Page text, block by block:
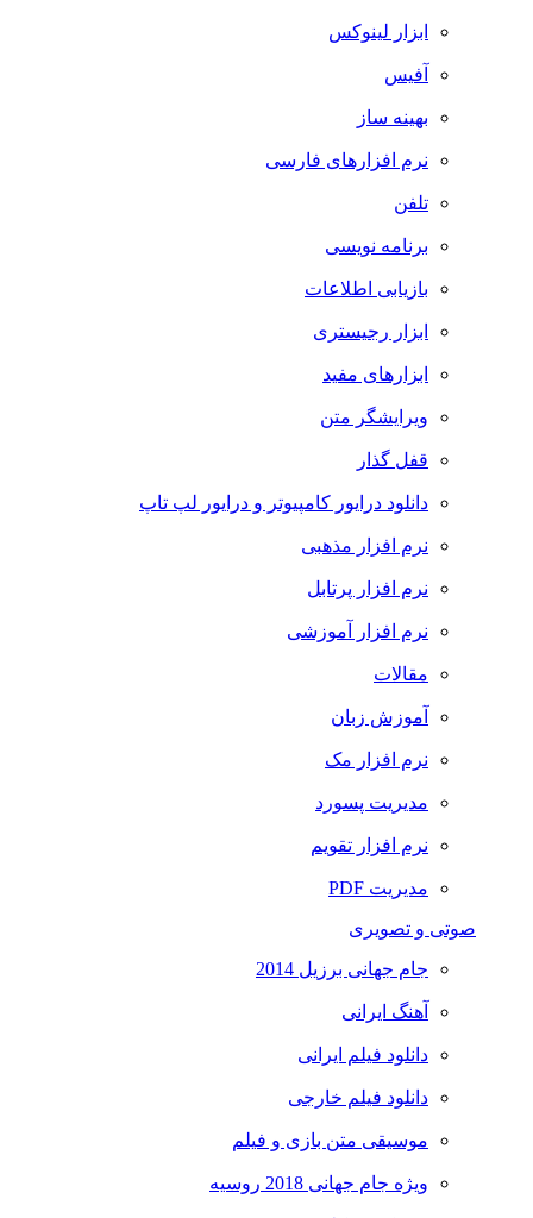
ابزار لینوکس
آفیس
بهینه ساز
نرم افزارهای فارسی
تلفن
برنامه نویسی
بازیابی اطلاعات
ابزار رجیستری
ابزارهای مفید
ویرایشگر متن
قفل گذار
دانلود درایور کامپیوتر و درایور لپ تاپ
نرم افزار مذهبی
نرم افزار پرتابل
نرم افزار آموزشی
مقالات
آموزش زبان
نرم افزار مک
مدیریت پسورد
نرم افزار تقویم
مدیریت PDF
صوتی و تصویری
جام جهانی برزیل 2014
آهنگ ایرانی
دانلود فیلم ایرانی
دانلود فیلم خارجی
موسیقی متن بازی و فیلم
ویژه جام جهانی 2018 روسیه